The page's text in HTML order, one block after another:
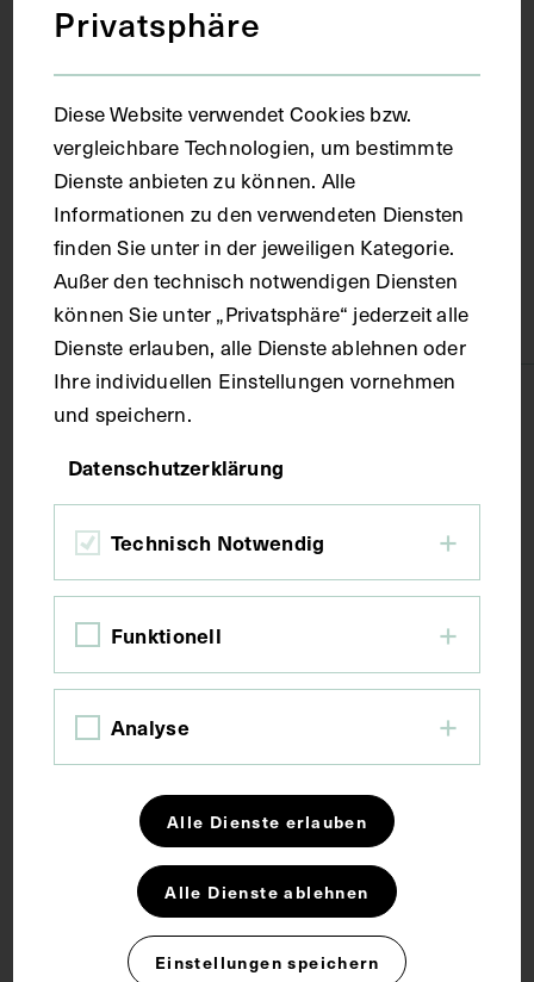
1924
Frankreich
Material
Karton
Technik
Druck
Bildmaß inkl. Untergrund 31,6 x 22 cm
Kurzbeschreibung
Es ist nicht klar, welcher Zeitung Bild und Bericht
entnommen worden sind.
Privatsphäre
Diese Website verwendet Cookies bzw.
vergleichbare Technologien, um bestimmte
Dienste anbieten zu können. Alle
Informationen zu den verwendeten Diensten
finden Sie unter in der jeweiligen Kategorie.
Außer den technisch notwendigen Diensten
können Sie unter „Privatsphäre“ jederzeit alle
Dienste erlauben, alle Dienste ablehnen oder
Ihre individuellen Einstellungen vornehmen
und speichern.
Datenschutzerklärung
Technisch Notwendig
Funktionell
Analyse
Alle Dienste erlauben
Alle Dienste ablehnen
Einstellungen speichern